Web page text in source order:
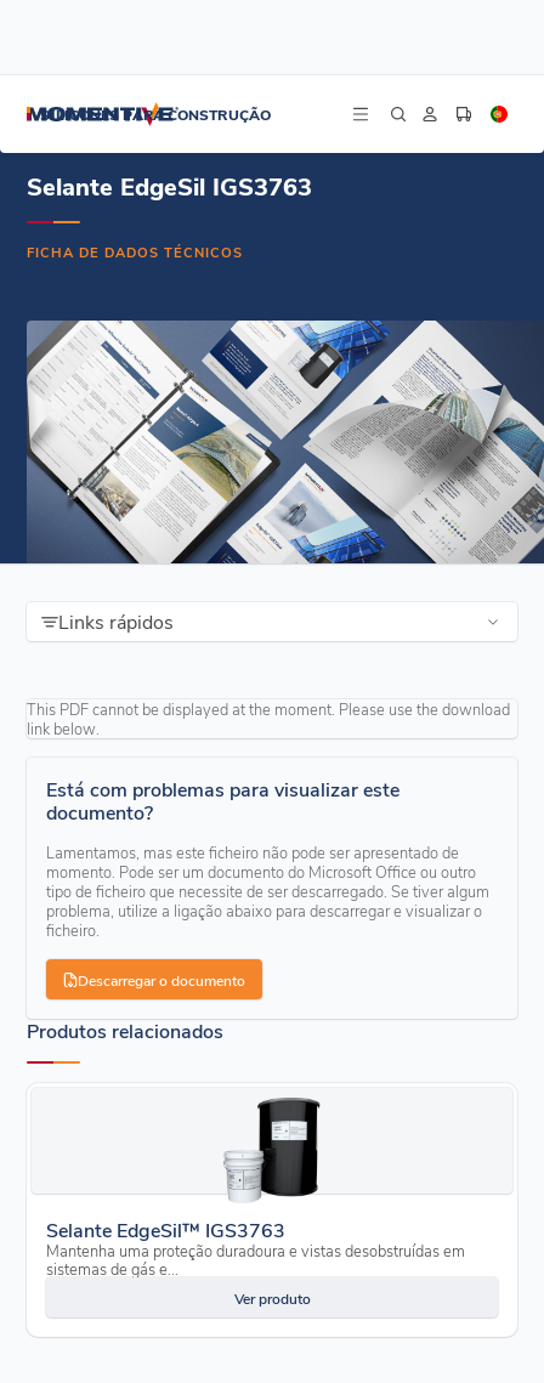
SILICONES PARA CONSTRUÇÃO
Selante EdgeSil IGS3763 - Inglês - Ficha técnica
Selante EdgeSil IGS3763
FICHA DE DADOS TÉCNICOS
Links rápidos
This PDF cannot be displayed at the moment. Please use the download
link below.
Está com problemas para visualizar este
documento?
Lamentamos, mas este ficheiro não pode ser apresentado de
momento. Pode ser um documento do Microsoft Office ou outro
tipo de ficheiro que necessite de ser descarregado. Se tiver algum
problema, utilize a ligação abaixo para descarregar e visualizar o
ficheiro.
Descarregar o documento
Produtos relacionados
Selante EdgeSil™ IGS3763
Mantenha uma proteção duradoura e vistas desobstruídas em
sistemas de gás e...
Ver produto